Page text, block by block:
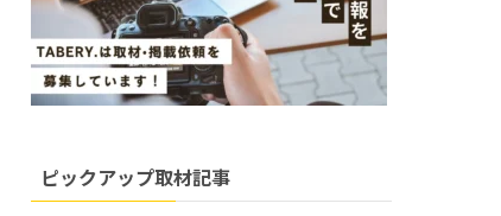
ピックアップ取材記事